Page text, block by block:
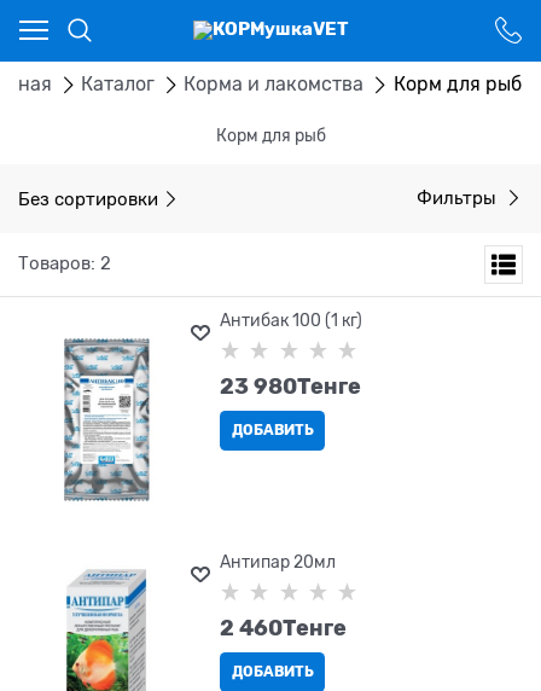
Каталог Корма и лакомства Корм для рыб
Корм для рыб
Без сортировки Фильтры
Товаров: 2
Антибак 100 (1 кг)
23 980Tенге
ДОБАВИТЬ
Антипар 20мл
2 460Tенге
ДОБАВИТЬ
Ваш город - Костанай,
угадали?
ДА